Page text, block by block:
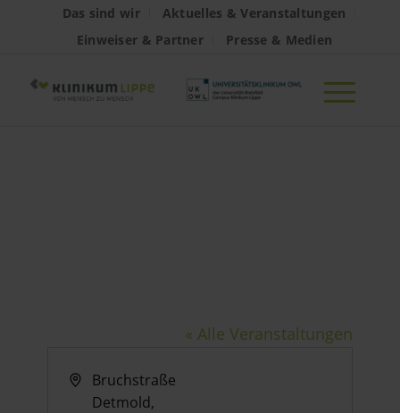
Das sind wir
Aktuelles & Veranstaltungen
Einweiser & Partner
Presse & Medien
« Alle Veranstaltungen
Adresse
Bruchstraße
Detmold,